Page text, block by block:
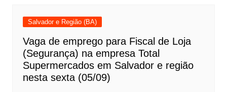
Salvador e Região (BA)
Vaga de emprego para Fiscal de Loja
(Segurança) na empresa Total
Supermercados em Salvador e região
nesta sexta (05/09)